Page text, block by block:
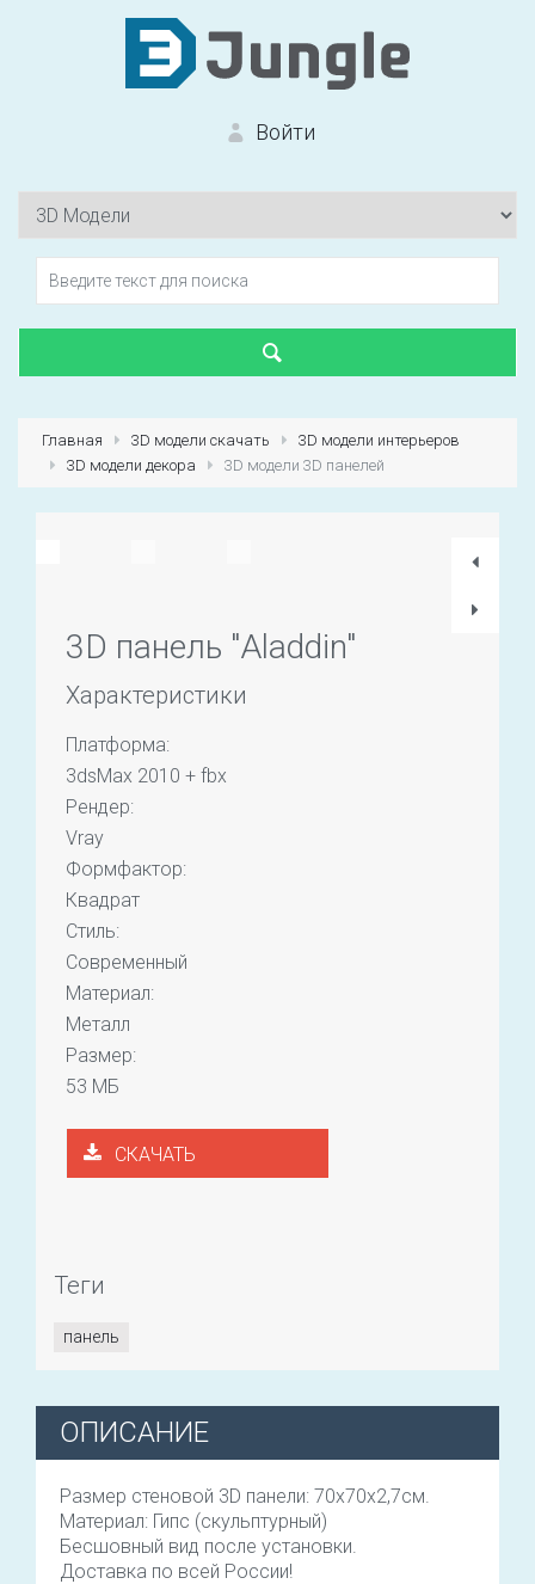
Войти
Первый раз?
Главная 3D модели скачать
3D модели интерьеров
3D модели декора
3D модели 3D панелей
3D панель "Aladdin"
Характеристики
Платформа:
3dsMax 2010 + fbx
Рендер:
Vray
Формфактор:
Квадрат
Стиль:
Современный
Материал:
Металл
Размер:
53 МБ
СКАЧАТЬ
Теги
панель
ОПИСАНИЕ
Размер стеновой 3D панели: 70х70х2,7см.
Материал: Гипс (скульптурный)
Бесшовный вид после установки.
Доставка по всей России!